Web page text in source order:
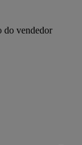
do vendedor